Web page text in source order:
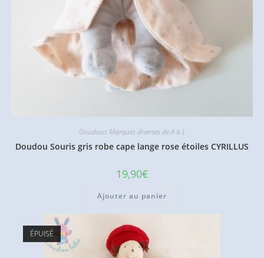
Doudous Marques diverses de A à L
Doudou Souris gris robe cape lange rose étoiles CYRILLUS
19,90€
Ajouter au panier
ÉPUISÉ